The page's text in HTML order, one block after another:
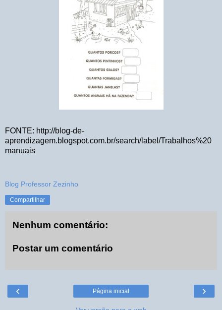
FONTE: http://blog-de-
aprendizagem.blogspot.com.br/search/label/Trabalhos%20
manuais
Blog Professor Zezinho
Compartilhar
Nenhum comentário:
Postar um comentário
‹ ›
Página inicial